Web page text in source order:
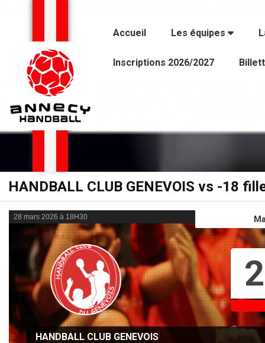
Accueil Les équipes
Inscriptions 2026/2027
HANDBALL CLUB GENEVOIS vs -18
28 mars 2026 à 18H30
HANDBALL CLUB GENEVOIS